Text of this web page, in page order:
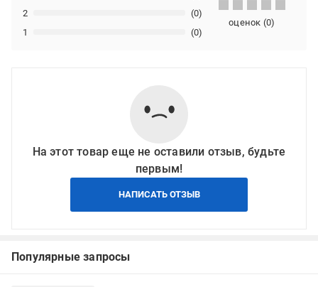
1 (0)
2 (0)
оценок (0)
На этот товар еще не оставили отзыв, будьте
первым!
НАПИСАТЬ ОТЗЫВ
Популярные запросы